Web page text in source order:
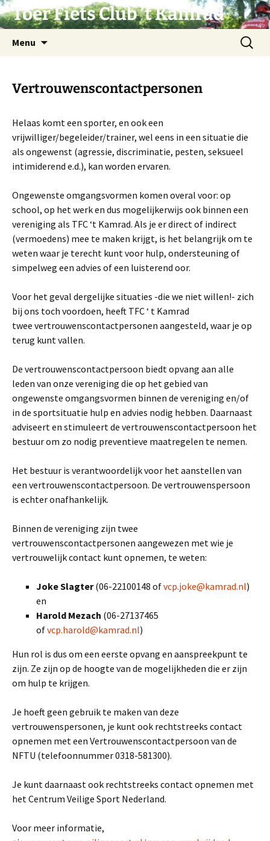
Ga
naarToer Fiets Club ’t Kamrad
Menu
Zoeken
naar:
Vertrouwenscontactpersonen
Helaas komt een sporter, en ook een
vrijwilliger/begeleider/trainer, wel eens in een situatie die
als ongewenst (agressie, discriminatie, pesten, seksueel
intimiderend e.d.), kan worden ervaren.
Ongewenste omgangsvormen komen overal voor: op
school, op het werk en dus mogelijkerwijs ook binnen een
vereniging als TFC ‘t Kamrad. Als je er direct of indirect
(vermoedens) mee te maken krijgt, is het belangrijk om te
weten waar je terecht kunt voor hulp, ondersteuning of
simpelweg een advies of een luisterend oor.
Voor het geval dergelijke situaties -die we niet willen!- zich
bij ons toch voordoen, heeft TFC ‘ t Kamrad
twee vertrouwenscontactpersonen aangesteld, waar je op
terug kunt vallen.
De vertrouwenscontactpersoon biedt opvang aan alle
leden van onze vereniging die op het gebied van
ongewenste omgangsvormen binnen de vereniging en/of
in de sportsituatie hulp en advies nodig hebben. Daarnaast
adviseert en stimuleert de vertrouwenscontactpersoon het
bestuur om zo nodig preventieve maatregelen te nemen.
Het bestuur is verantwoordelijk voor het aanstellen van
een vertrouwenscontactpersoon. De vertrouwenspersoon
is echter onafhankelijk.
Binnen de vereniging zijn twee
vertrouwenscontactpersonen aangewezen met wie je
vertrouwelijk contact kunt opnemen, te weten:
Joke Slagter(06-22100148 ofvcp.joke@kamrad.nl)
en
Harold Mezach (06-27137465
ofvcp.harold@kamrad.nl)
Hun rol is dus om een eerste opvang en aanspreekpunt te
zijn. Ze zijn op de hoogte van de mogelijkheden die er zijn
om hulp te krijgen.
Je hoeft geen gebruik te maken van deze
vertrouwenspersonen, je kunt ook rechtstreeks contact
opnemen met een Vertrouwenscontactpersoon van de
NFTU (telefoonnummer 0318-581300).
Je kunt daarnaast ook rechtstreeks contact opnemen met
het Centrum Veilige Sport Nederland.
Voor meer informatie,